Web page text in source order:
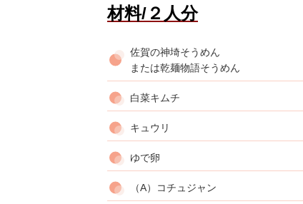
材料/２人分
佐賀の神埼そうめん
または乾麺物語そうめん
白菜キムチ
キュウリ
ゆで卵
（A）コチュジャン